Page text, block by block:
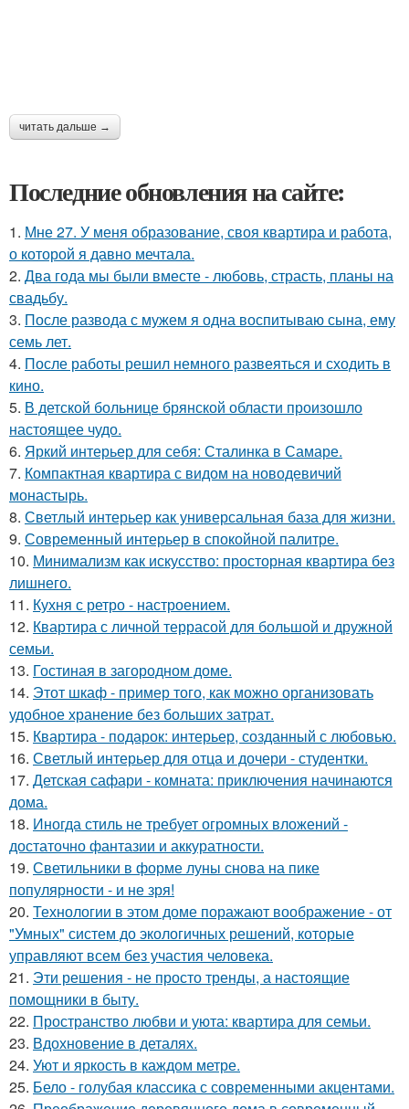
читать дальше →
Последние обновления на сайте:
1. Мне 27. У меня образование, своя квартира и работа,
о которой я давно мечтала.
2. Два года мы были вместе - любовь, страсть, планы на
свадьбу.
3. После развода с мужем я одна воспитываю сына, ему
семь лет.
4. После работы решил немного развеяться и сходить в
кино.
5. В детской больнице брянской области произошло
настоящее чудо.
6. Яркий интерьер для себя: Сталинка в Самаре.
7. Компактная квартира с видом на новодевичий
монастырь.
8. Светлый интерьер как универсальная база для жизни.
9. Современный интерьер в спокойной палитре.
10. Минимализм как искусство: просторная квартира без
лишнего.
11. Кухня с ретро - настроением.
12. Квартира с личной террасой для большой и дружной
семьи.
13. Гостиная в загородном доме.
14. Этот шкаф - пример того, как можно организовать
удобное хранение без больших затрат.
15. Квартира - подарок: интерьер, созданный с любовью.
16. Светлый интерьер для отца и дочери - студентки.
17. Детская сафари - комната: приключения начинаются
дома.
18. Иногда стиль не требует огромных вложений -
достаточно фантазии и аккуратности.
19. Светильники в форме луны снова на пике
популярности - и не зря!
20. Технологии в этом доме поражают воображение - от
"Умных" систем до экологичных решений, которые
управляют всем без участия человека.
21. Эти решения - не просто тренды, а настоящие
помощники в быту.
22. Пространство любви и уюта: квартира для семьи.
23. Вдохновение в деталях.
24. Уют и яркость в каждом метре.
25. Бело - голубая классика с современными акцентами.